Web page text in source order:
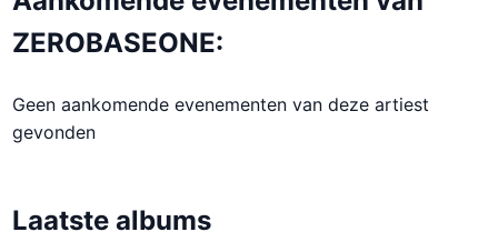
ZEROBASEONE:
Geen aankomende evenementen van deze artiest
gevonden
Laatste albums